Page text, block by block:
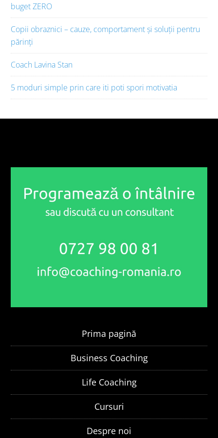
buget ZERO
Copii obraznici – cauze, comportament și soluții pentru
părinți
Coach Lavina Stan
5 moduri simple prin care iti poti spori motivatia
Prima pagină
Business Coaching
Life Coaching
Cursuri
Despre noi